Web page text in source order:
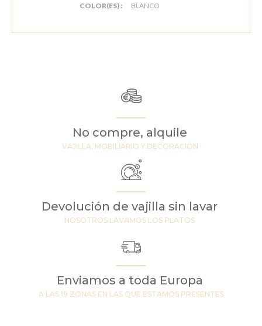
COLOR(ES) : BLANCO
No compre, alquile
VAJILLA, MOBILIARIO Y DECORACIÓN
Devolución de vajilla sin lavar
NOSOTROS LAVAMOS LOS PLATOS
Enviamos a toda Europa
A LAS 19 ZONAS EN LAS QUE ESTAMOS PRESENTES